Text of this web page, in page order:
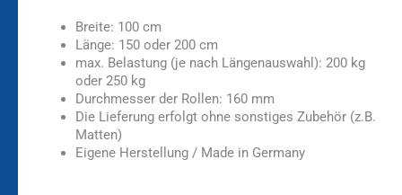
Breite: 100 cm
Länge: 150 oder 200 cm
max. Belastung (je nach Längenauswahl): 200 kg
oder 250 kg
Durchmesser der Rollen: 160 mm
Die Lieferung erfolgt ohne sonstiges Zubehör (z.B.
Matten)
Eigene Herstellung / Made in Germany